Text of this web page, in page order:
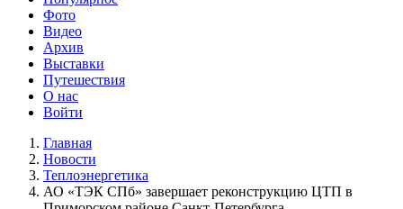
Фото
Видео
Архив
Выставки
Путешествия
О нас
Войти
Главная
Новости
Теплоэнергетика
АО «ТЭК СПб» завершает реконструкцию ЦТП в